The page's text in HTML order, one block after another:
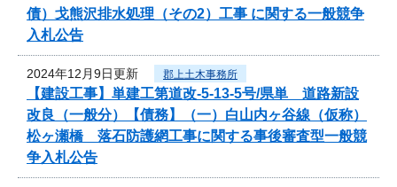
債）戈熊沢排水処理（その2）工事 に関する一般競争
入札公告
2024年12月9日更新 郡上土木事務所
【建設工事】単建工第道改-5-13-5号/県単 道路新設
改良（一般分）【債務】（一）白山内ヶ谷線（仮称）
松ヶ瀬橋 落石防護網工事に関する事後審査型一般競
争入札公告